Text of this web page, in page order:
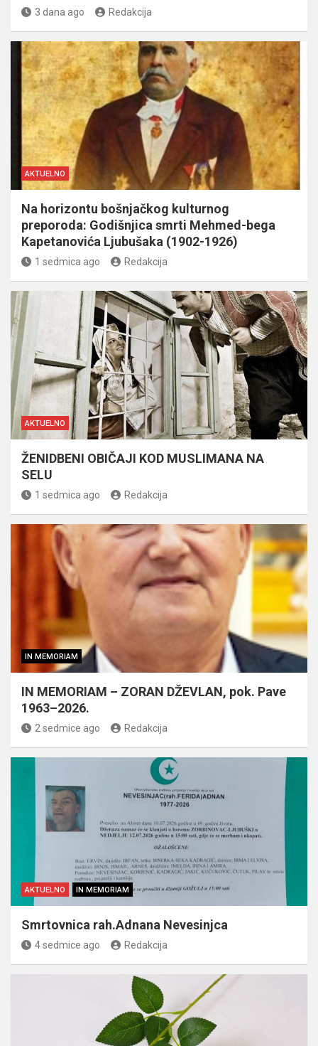
3 dana ago Redakcija
AKTUELNO
Na horizontu bošnjačkog kulturnog
preporoda: Godišnjica smrti Mehmed-bega
Kapetanovića Ljubušaka (1902-1926)
1 sedmica ago Redakcija
AKTUELNO
ŽENIDBENI OBIČAJI KOD MUSLIMANA NA
SELU
1 sedmica ago Redakcija
IN MEMORIAM
IN MEMORIAM – ZORAN DŽEVLAN, pok. Pave
1963–2026.
2 sedmice ago Redakcija
AKTUELNO IN MEMORIAM
Smrtovnica rah.Adnana Nevesinjca
4 sedmice ago Redakcija